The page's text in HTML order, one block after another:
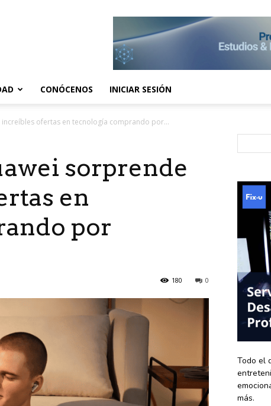
CONÓCENOS INICIAR SESIÓN
ofertas en tecnología comprando por...
sorprende
en
por
0
180
Todo el
más.